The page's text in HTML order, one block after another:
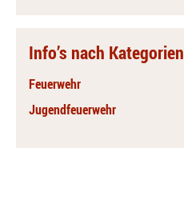
Info’s nach Kategorien
Feuerwehr
Jugendfeuerwehr